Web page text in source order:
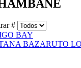
#
BAY
BAZARUTO